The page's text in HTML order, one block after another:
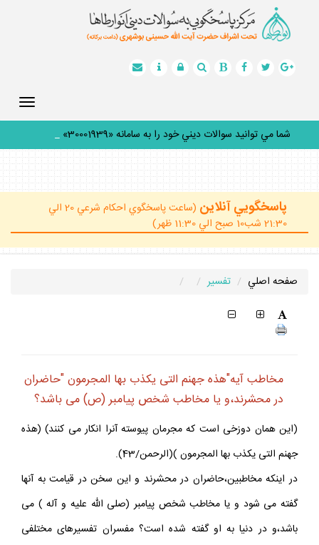
شما مي توانيد سوالات ديني خود را به سامانه «30001939» پيا
پاسخگويي آنلاين
(ساعت پاسخگوي احكام شرعي 20 الي
21:30 شب10 صبح الي 11:30 ظهر)
صفحه اصلي تفسير
مخاطب آيه"هذه جهنم التى يكذب بها المجرمون "حاضران
در محشرند،و يا مخاطب شخص پيامبر (ص) مى باشد؟
(اين همان دوزخى است كه مجرمان پيوسته آنرا انكار مى كنند) (هذه
جهنم التى يكذب بها المجرمون )(الرحمن/43).
در اينكه مخاطبين،حاضران در محشرند و اين سخن در قيامت به آنها
گفته مى شود و يا مخاطب شخص پيامبر (صلى اللّه عليه و آله ) مى
باشد،و در دنيا به او گفته شده است؟ مفسران تفسيرهاى مختلفى